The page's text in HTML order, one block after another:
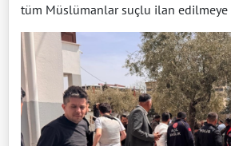
tüm Müslümanlar suçlu ilan edilmeye